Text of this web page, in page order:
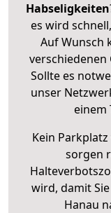
Habseligkeiten
es wird
Auf Wunsch
Sollte es
unser
einem
Kein
sorgen
wird, damit
Hanau